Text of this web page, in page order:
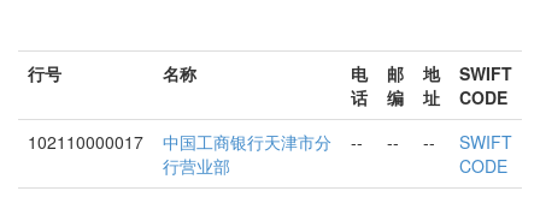
行号 名称
电
话
邮
编
地
址
SWIFT
CODE
102110000017
中国工商银行天津市分
行营业部
-- -- --
SWIFT
CODE